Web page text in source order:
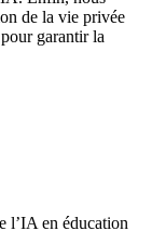
de la vie privée
garantir la